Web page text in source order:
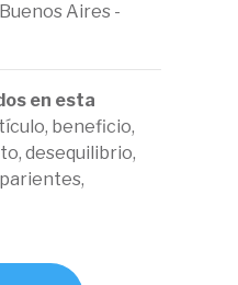
Aires -
en esta
beneficio,
desequilibrio,